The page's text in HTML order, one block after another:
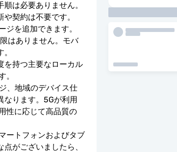
は必要ありません。
契約は不要です。
ジを追加できます。
はありません。モバ
を持つ主要なローカル
。
、地域のデバイス仕
なります。5Gが利用
性に応じて高品質の
ートフォンおよびタブ
がございましたら、